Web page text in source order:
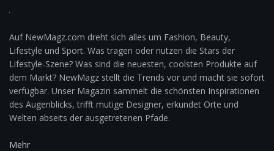
Auf NewMagz.com dreht sich alles um Fashion, Beauty,
Lifestyle und Sport. Was tragen oder nutzen die Stars der
Lifestyle-Szene? Was sind die neuesten, coolsten Produkte auf
dem Markt? NewMagz stellt die Trends vor und macht sie sofort
verfügbar. Unser Magazin sammelt die schönsten Inspirationen
des Augenblicks, trifft mutige Designer, erkundet Orte und
Welten abseits der ausgetretenen Pfade.
Mehr